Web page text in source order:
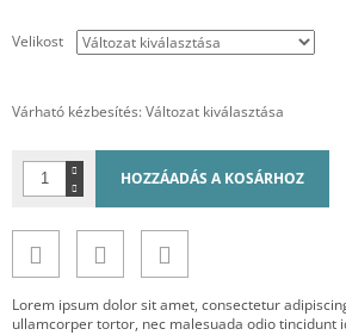
0,0
Velikost
Várható kézbesítés:Változat kiválasztása
HOZZÁADÁS A KOSÁRHOZ
Lorem ipsum dolor sit amet, consectetur
ullamcorper tortor, nec malesuada odio tincidunt